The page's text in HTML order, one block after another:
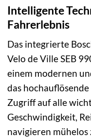
Intelligente
Fahrerlebnis
Das integrierte
Velo de Ville SEB
einem modernen
das
Zugriff auf alle
Geschwindigkeit,
navigieren